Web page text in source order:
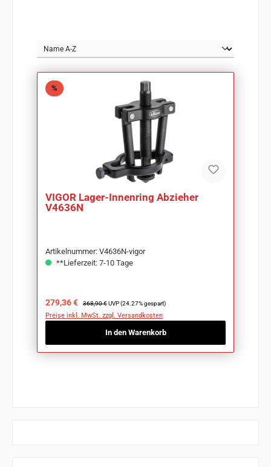
%Rabatt
VIGOR Lager-Innenring Abzieher
V4636N
Artikelnummer: V4636N-vigor
**Lieferzeit: 7-10 Tage
Verkaufspreis:
279,36 € Regulärer Preis:
368,90 € UVP (24.27% gespart)
Preise inkl. MwSt. zzgl. Versandkosten
In den Warenkorb